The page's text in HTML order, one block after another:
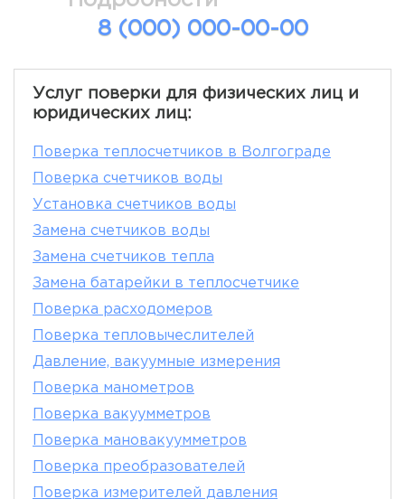
8 (000) 000-00-00
Услуг поверки для физических лиц и
юридических лиц:
Поверка теплосчетчиков в Волгограде
Поверка счетчиков воды
Установка счетчиков воды
Замена счетчиков воды
Замена счетчиков тепла
Замена батарейки в теплосчетчике
Поверка расходомеров
Поверка тепловычеслителей
Давление, вакуумные измерения
Поверка манометров
Поверка вакуумметров
Поверка мановакуумметров
Поверка преобразователей
Поверка измерителей давления